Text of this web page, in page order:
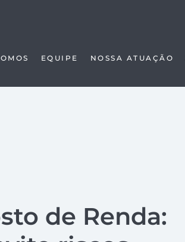
EQUIPE NOSSA ATUAÇÃO
de Renda: